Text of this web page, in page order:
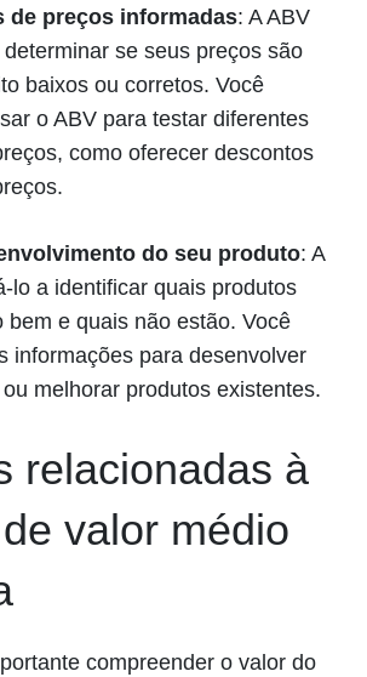
de preços informadas: A ABV
se seus preços são
baixos ou corretos. Você
o ABV para testar diferentes
como oferecer descontos
do seu produto: A
lo a identificar quais produtos
bem e quais não estão. Você
informações para desenvolver
melhorar produtos existentes.
relacionadas à
valor médio
compreender o valor do